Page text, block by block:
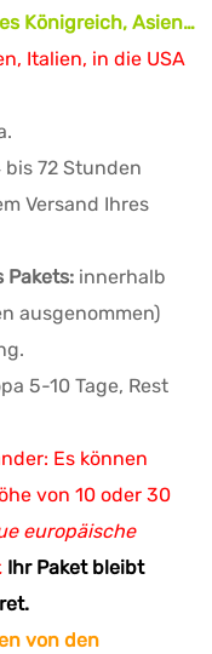
Königreich, Asien…
Italien, in die USA
bis 72 Stunden
Versand Ihres
Pakets: innerhalb
ausgenommen)
5-10 Tage, Rest
Es können
von 10 oder 30
europäische
Ihr Paket bleibt
von den